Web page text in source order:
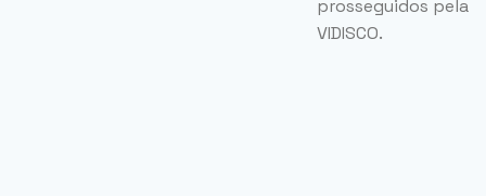
prosseguidos pela
VIDISCO.